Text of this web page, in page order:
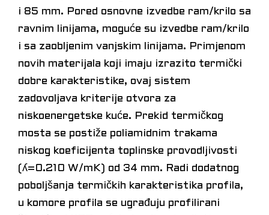
i 85 mm. Pored osnovne izvedbe ram/krilo sa
ravnim linijama, moguće su izvedbe ram/krilo
i sa zaobljenim vanjskim linijama. Primjenom
novih materijala koji imaju izrazito termički
dobre karakteristike, ovaj sistem
zadovoljava kriterije otvora za
niskoenergetske kuće. Prekid termičkog
mosta se postiže poliamidnim trakama
niskog koeficijenta toplinske provodljivosti
(ʎ=0.210 W/mK) od 34 mm. Radi dodatnog
poboljšanja termičkih karakteristika profila,
u komore profila se ugrađuju profilirani